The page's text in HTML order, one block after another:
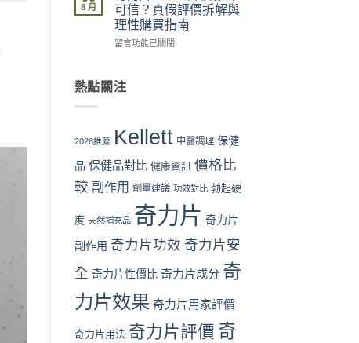
成
分
全
面
中
收
貨、
服
用
流
中
全？
官
網
vs
vs
購
險
面
析〉
片
Kellett
2026
最
格
網
惠、
盒
折
與
抵
買
時
機〉
中
8 月
可信？真假評價拆解與
理性購買指南
在
片
係
可
真
評
拆
與
性
購
指
留言功能已關閉
熱點關注
2026推薦 Kellett 中醫調理 保健
品 保健品對比 健康資訊 價格比
較 副作用 劑量建議 功效對比 勃起硬
度 天然補充品 奇力片 奇力片
副作用 奇力片功效 奇力片安
全 奇力片性價比 奇力片成分 奇
力片效果 奇力片用家評價
奇力片用法 奇力片評價 奇